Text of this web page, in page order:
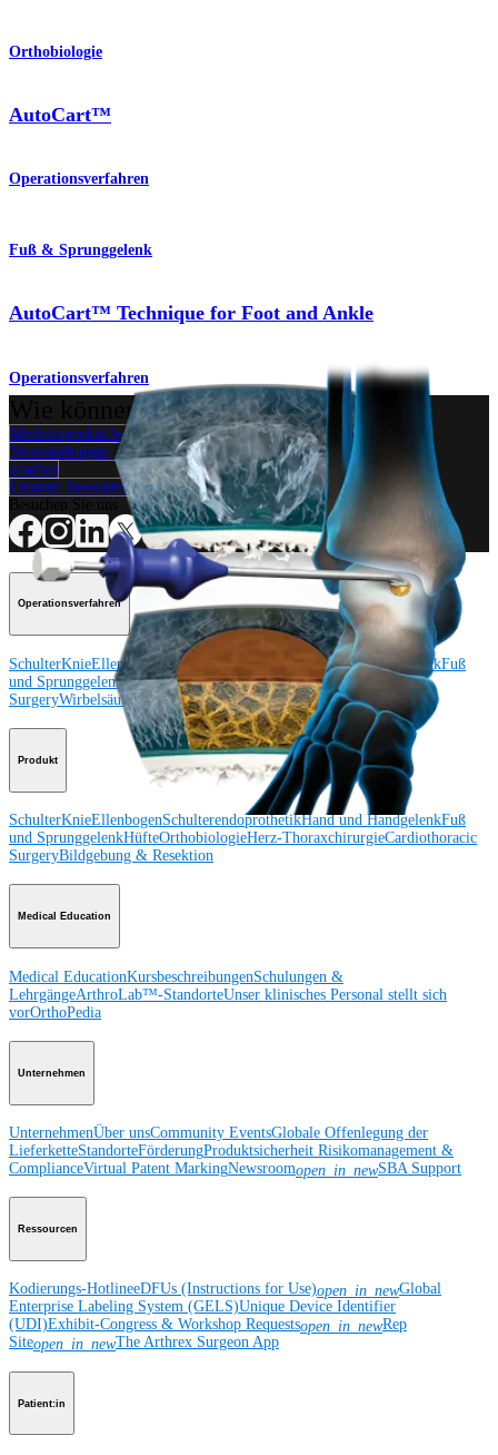
Orthobiologie
AutoCart™
Operationsverfahren
Fuß & Sprunggelenk
AutoCart™ Technique for Foot and Ankle
Operationsverfahren
Wie können wir Ihnen helfen?
Medizinproduktberater:in kontaktieren
Veranstaltungen, Lab-Vorführungen und Schulungsmöglichkeiten
ansehen
Unseren Newsletter abonnieren
Operationsverfahren
SchulterKnieEllenbogen Schulterendoprothetik Hand und HandgelenkFuß
und SprunggelenkTraumaHüfteOrthobiologieCardiothoracic
SurgeryWirbelsäule
Produkt
SchulterKnieEllenbogenSchulterendoprothetikHand und HandgelenkFuß
und SprunggelenkHüfteOrthobiologieHerz-ThoraxchirurgieCardiothoracic
SurgeryBildgebung & Resektion
Medical Education
Medical EducationKursbeschreibungenSchulungen &
LehrgängeArthroLab™-StandorteUnser klinisches Personal stellt sich
vorOrthoPedia
Unternehmen
UnternehmenÜber unsCommunity EventsGlobale Offenlegung der
LieferketteStandorteFörderungProduktsicherheit Risikomanagement &
ComplianceVirtual Patent MarkingNewsroomopen_in_newSBA Support
Ressourcen
Kodierungs-HotlineeDFUs (Instructions for Use)open_in_newGlobal
Enterprise Labeling System (GELS)Unique Device Identifier
(UDI)Exhibit-Congress & Workshop Requestsopen_in_newRep
Siteopen_in_newThe Arthrex Surgeon App
Patient:in